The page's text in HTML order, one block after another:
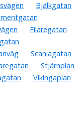
Bjälkgatan
Filaregatan
Scaniagatan
Stjärnplan
Vikingaplan